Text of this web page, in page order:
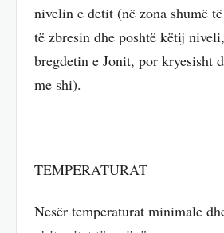
nivelin e detit (në zona shumë
të zbresin dhe poshtë këtij
bregdetin e Jonit, por kryesisht
me shi).
TEMPERATURAT
Nesër temperaturat minimale